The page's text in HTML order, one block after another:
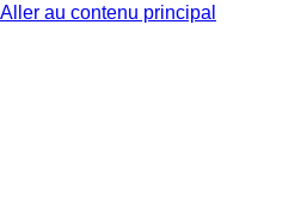
Aller au contenu principal